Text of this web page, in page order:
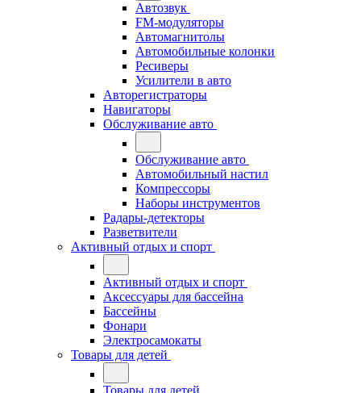
Автозвук
FM-модуляторы
Автомагнитолы
Автомобильные колонки
Ресиверы
Усилители в авто
Авторегистраторы
Навигаторы
Обслуживание авто
Обслуживание авто
Автомобильный настил
Компрессоры
Наборы инструментов
Радары-детекторы
Разветвители
Активный отдых и спорт
Активный отдых и спорт
Аксессуары для бассейна
Бассейны
Фонари
Электросамокаты
Товары для детей
Товары для детей